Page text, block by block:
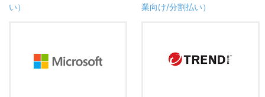
い）
業向け/分割払い）